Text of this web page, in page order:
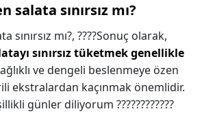
salata sınırsız mı?
sınırsız mı?, ????Sonuç olarak,
sınırsız tüketmek genellikle
ve dengeli beslenmeye özen
ekstralardan kaçınmak önemlidir.
günler diliyorum ????????????